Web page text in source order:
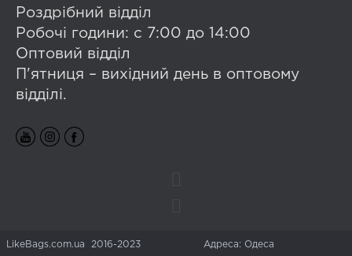
Роздрібний відділ
Робочі години: с 7:00 до 14:00
Оптовий відділ
П'ятниця – вихідний день в оптовому
відділі.
LikeBags.com.ua 2016-2023 Адреса: Одеса